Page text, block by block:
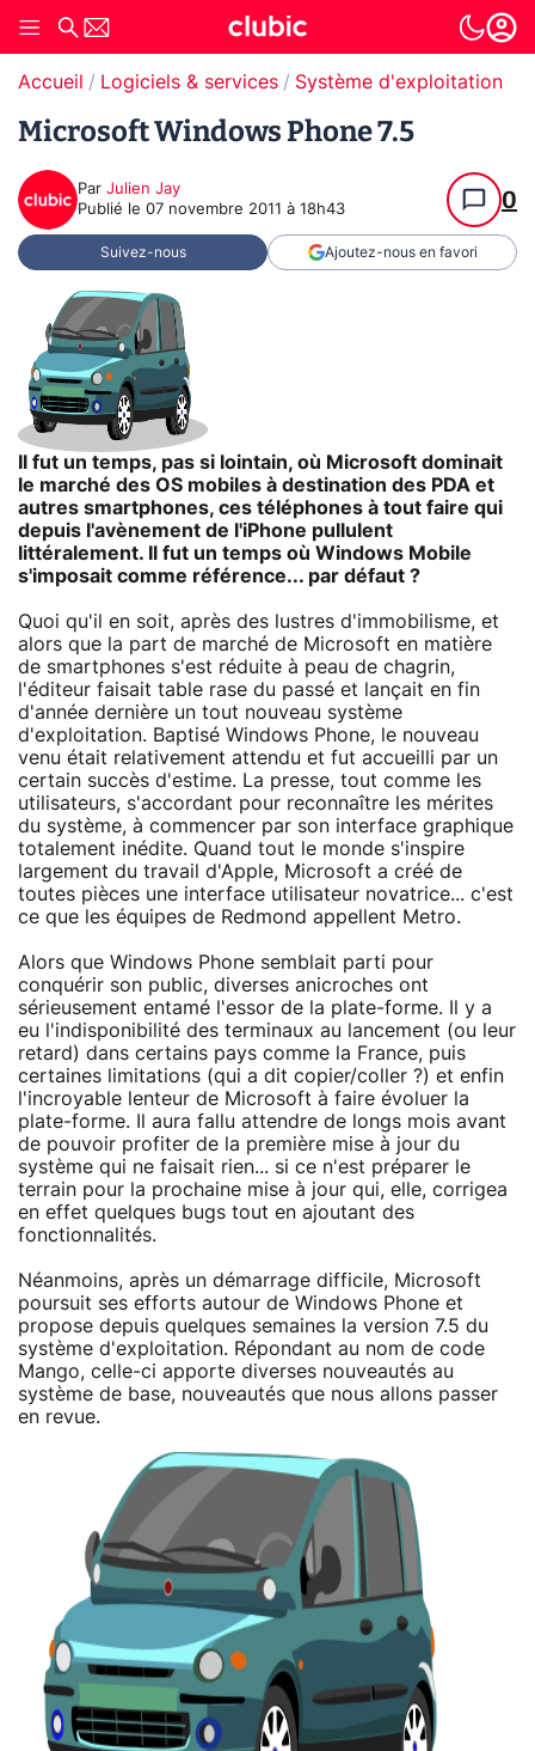
Accueil Logiciels & services Système d'exploitation
Microsoft Windows Phone 7.5
Par Julien Jay
Publié le 07 novembre 2011 à 18h43 0
Suivez-nous Ajoutez-nous en favori
Il fut un temps, pas si lointain, où Microsoft dominait
le marché des OS mobiles à destination des PDA et
autres smartphones, ces téléphones à tout faire qui
depuis l'avènement de l'iPhone pullulent
littéralement. Il fut un temps où Windows Mobile
s'imposait comme référence... par défaut ?
Quoi qu'il en soit, après des lustres d'immobilisme, et
alors que la part de marché de Microsoft en matière
de smartphones s'est réduite à peau de chagrin,
l'éditeur faisait table rase du passé et lançait en fin
d'année dernière un tout nouveau système
d'exploitation. Baptisé Windows Phone, le nouveau
venu était relativement attendu et fut accueilli par un
certain succès d'estime. La presse, tout comme les
utilisateurs, s'accordant pour reconnaître les mérites
du système, à commencer par son interface graphique
totalement inédite. Quand tout le monde s'inspire
largement du travail d'Apple, Microsoft a créé de
toutes pièces une interface utilisateur novatrice... c'est
ce que les équipes de Redmond appellent Metro.
Alors que Windows Phone semblait parti pour
conquérir son public, diverses anicroches ont
sérieusement entamé l'essor de la plate-forme. Il y a
eu l'indisponibilité des terminaux au lancement (ou leur
retard) dans certains pays comme la France, puis
certaines limitations (qui a dit copier/coller ?) et enfin
l'incroyable lenteur de Microsoft à faire évoluer la
plate-forme. Il aura fallu attendre de longs mois avant
de pouvoir profiter de la première mise à jour du
système qui ne faisait rien... si ce n'est préparer le
terrain pour la prochaine mise à jour qui, elle, corrigea
en effet quelques bugs tout en ajoutant des
fonctionnalités.
Néanmoins, après un démarrage difficile, Microsoft
poursuit ses efforts autour de Windows Phone et
propose depuis quelques semaines la version 7.5 du
système d'exploitation. Répondant au nom de code
Mango, celle-ci apporte diverses nouveautés au
système de base, nouveautés que nous allons passer
en revue.